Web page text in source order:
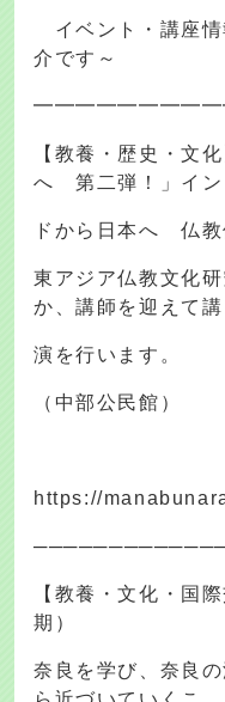
イベント・講座
介です～
【教養・歴史・文
へ 第二弾！」イン
ドから日本へ 仏教
東アジア仏教文化
か、講師を迎えて講
演を行います。
（中部公民館）
https://
【教養・文化・国
期）
奈良を学び、奈良